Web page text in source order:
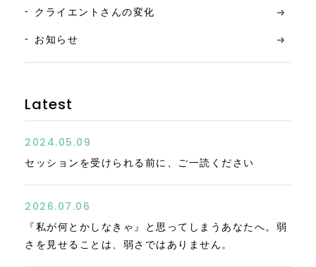
クライエントさんの変化
お知らせ
Latest
2024.05.09
セッションを受けられる前に、ご一読ください
2026.07.06
『私が何とかしなきゃ』と思ってしまうあなたへ。弱
さを見せることは、弱さではありません。